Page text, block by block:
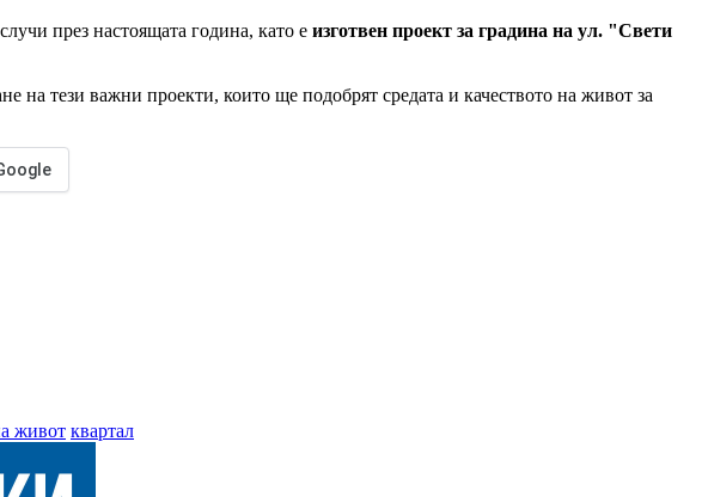
през настоящата година, като е изготвен проект за градина на ул. "Свети
тези важни проекти, които ще подобрят средата и качеството на живот за
живот квартал